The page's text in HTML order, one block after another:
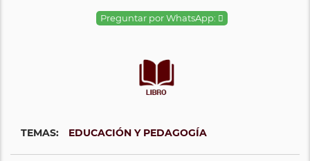
Preguntar por WhatsApp:
TEMAS: EDUCACIÓN Y PEDAGOGÍA